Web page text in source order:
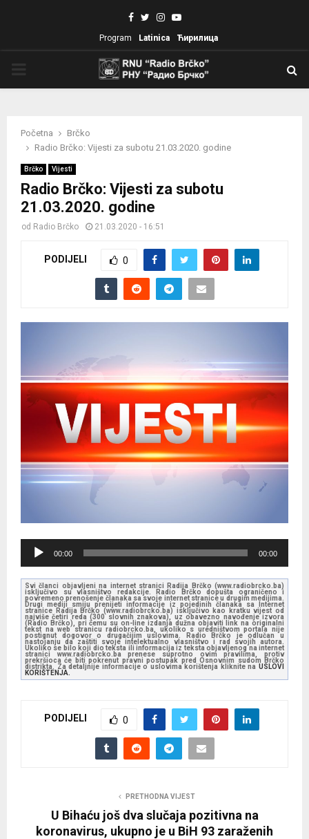
Facebook
TwitterInstagram
Youtube
Program Latinica Ћирилица
Početna
Brčko
Radio Brčko: Vijesti za subotu 21.03.2020. godine
Brčko Vijesti
Radio Brčko: Vijesti za subotu
21.03.2020. godine
od Radio Brčko 21.03.2020 - 16:51
PODIJELI 0
d
o
P
a
00:00 00:00
Svi članci objavljeni na internet stranici Radija Brčko (www.radiobrcko.ba)
isključivo su vlasništvo redakcije. Radio Brčko dopušta ograničeno i
povremeno prenošenje članaka sa svoje internet stranice u drugim medijima.
Drugi mediji smiju prenijeti informacije iz pojedinih članaka sa Internet
stranice Radija Brčko (www.radiobrcko.ba) isključivo kao kratku vijest od
najviše četiri reda (300 slovnih znakova), uz obavezno navođenje izvora
(Radio Brčko), pri čemu su on-line izdanja dužna objaviti link na originalni
tekst na web stranicu radiobrcko.ba, ukoliko s uredništvom portala nije
postignut dogovor o drugačijim uslovima. Radio Brčko je odlučan u
nastojanju da zaštiti svoje intelektualno vlasništvo i rad svojih autora.
Ukoliko se bilo koji dio teksta ili informacija iz teksta objavljenog na internet
stranici www.radiobrcko.ba prenese suprotno ovim pravilima, protiv
prekršioca će biti pokrenut pravni postupak pred Osnovnim sudom Brčko
distrikta. Za detaljnije informacije o uslovima korištenja kliknite na USLOVI
KORIŠTENJA.
PODIJELI 0
PRETHODNA VIJEST
U Bihaću još dva slučaja pozitivna na
koronavirus, ukupno je u BiH 93 zaraženih